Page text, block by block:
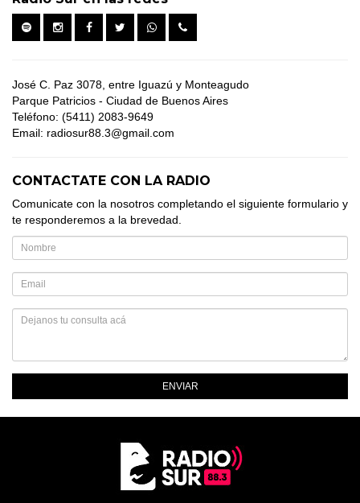
José C. Paz 3078, entre Iguazú y Monteagudo
Parque Patricios - Ciudad de Buenos Aires
Teléfono: (5411) 2083-9649
Email: radiosur88.3@gmail.com
CONTACTATE CON LA RADIO
Comunicate con la nosotros completando el siguiente formulario y
te responderemos a la brevedad.
ENVIAR